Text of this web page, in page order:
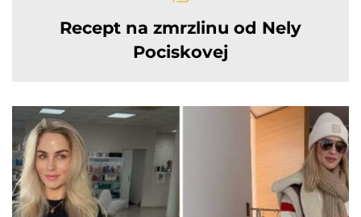
Recept na zmrzlinu od Nely
Pociskovej